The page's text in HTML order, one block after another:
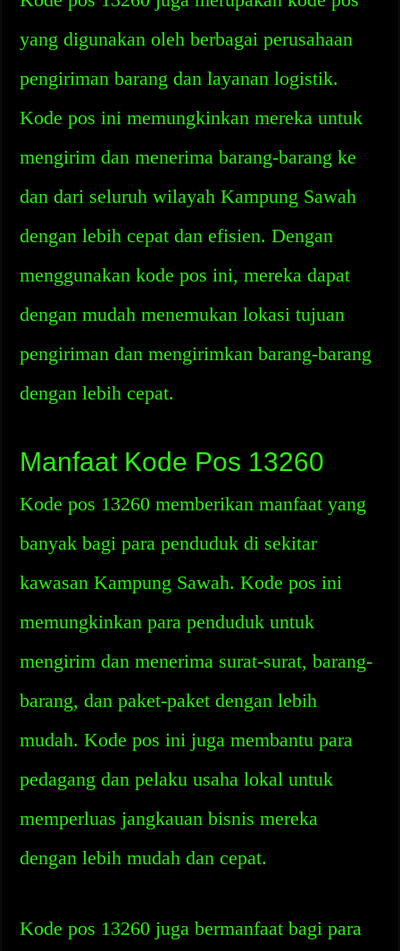
yang digunakan oleh berbagai perusahaan
pengiriman barang dan layanan logistik.
Kode pos ini memungkinkan mereka untuk
mengirim dan menerima barang-barang ke
dan dari seluruh wilayah Kampung Sawah
dengan lebih cepat dan efisien. Dengan
menggunakan kode pos ini, mereka dapat
dengan mudah menemukan lokasi tujuan
pengiriman dan mengirimkan barang-barang
dengan lebih cepat.
Manfaat Kode Pos 13260
Kode pos 13260 memberikan manfaat yang
banyak bagi para penduduk di sekitar
kawasan Kampung Sawah. Kode pos ini
memungkinkan para penduduk untuk
mengirim dan menerima surat-surat, barang-
barang, dan paket-paket dengan lebih
mudah. Kode pos ini juga membantu para
pedagang dan pelaku usaha lokal untuk
memperluas jangkauan bisnis mereka
dengan lebih mudah dan cepat.
Kode pos 13260 juga bermanfaat bagi para